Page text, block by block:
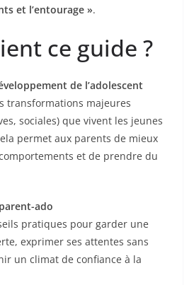
et l’entourage ».
ce guide ?
de l’adolescent
transformations majeures
sociales) que vivent les jeunes
permet aux parents de mieux
et de prendre du
ado
pratiques pour garder une
exprimer ses attentes sans
un climat de confiance à la